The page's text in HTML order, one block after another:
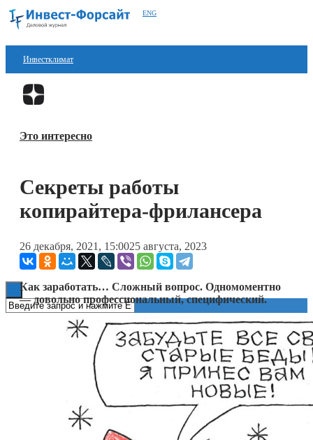
ENG
Инвестклимат
Финансы
Блокчейн
Технологии
Книги
Это интересно
Секреты работы
копирайтера-фрилансера
26 декабря, 2021, 15:0025 августа, 2023
Как заработать… Сложный вопрос. Одномоментно
— довольно профессиональный, специфический.